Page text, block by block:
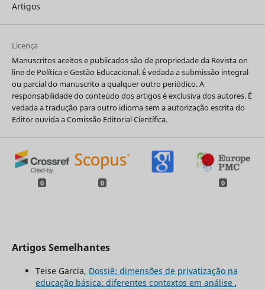
Artigos
Licença
Manuscritos aceitos e publicados são de propriedade da Revista on
line de Política e Gestão Educacional. É vedada a submissão integral
ou parcial do manuscrito a qualquer outro periódico. A
responsabilidade do conteúdo dos artigos é exclusiva dos autores. É
vedada a tradução para outro idioma sem a autorização escrita do
Editor ouvida a Comissão Editorial Científica.
0 0 0
Artigos Semelhantes
Teise Garcia, Dossiê: dimensões de privatização na
educação básica: diferentes contextos em análise ,